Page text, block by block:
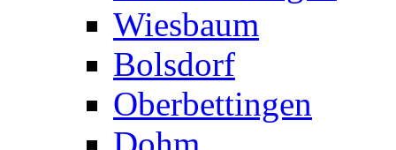
Wiesbaum
Bolsdorf
Oberbettingen